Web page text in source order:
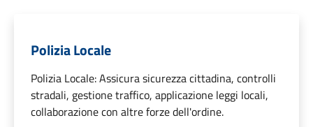
Polizia Locale
Polizia Locale: Assicura sicurezza cittadina, controlli
stradali, gestione traffico, applicazione leggi locali,
collaborazione con altre forze dell'ordine.